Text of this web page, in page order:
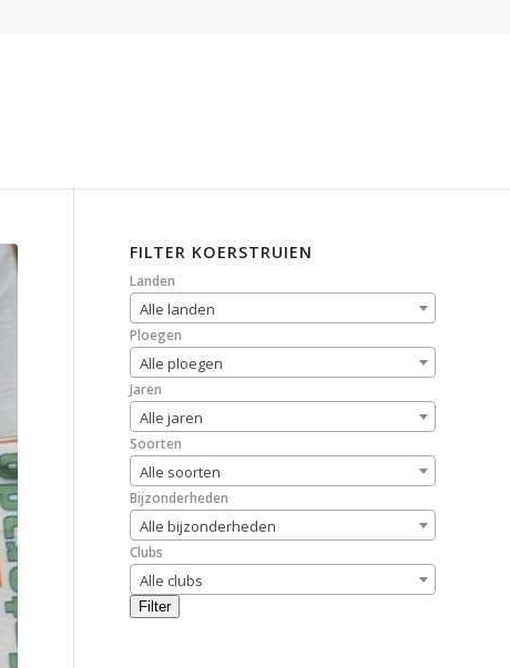
FILTER KOERSTRUIEN
Landen
Alle landen
Ploegen
Alle ploegen
Jaren
Alle jaren
Soorten
Alle soorten
Bijzonderheden
Alle bijzonderheden
Clubs
Alle clubs
Filter